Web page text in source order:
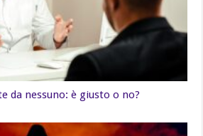
da nessuno: è giusto o no?